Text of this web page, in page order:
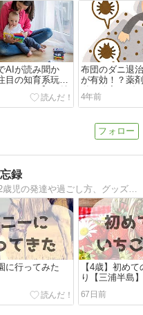
AIが読み聞か
目の知育系玩具
コエモ）】の魅
布団のダニ退
が有効！？薬
単・確実にダ
4年前
録
4月からプレ幼稚園に通う予定！2歳児の発達や過ごし方、グッズやおもちゃレビューなど。右も左も分からなんなりにガンバッテイル。
に行ってみた
【4歳】初め
り【三浦半島】
67日前